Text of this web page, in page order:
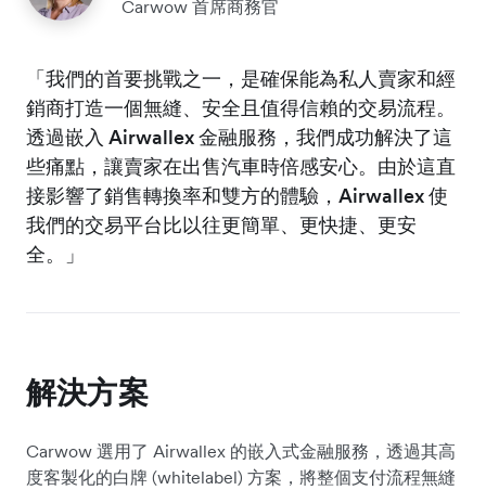
Carwow 首席商務官
「我們的首要挑戰之一，是確保能為私人賣家和經
銷商打造一個無縫、安全且值得信賴的交易流程。
透過嵌入 Airwallex 金融服務，我們成功解決了這
些痛點，讓賣家在出售汽車時倍感安心。由於這直
接影響了銷售轉換率和雙方的體驗，Airwallex 使
我們的交易平台比以往更簡單、更快捷、更安
全。」
解決方案
Carwow 選用了 Airwallex 的嵌入式金融服務，透過其高
度客製化的白牌 (whitelabel) 方案，將整個支付流程無縫